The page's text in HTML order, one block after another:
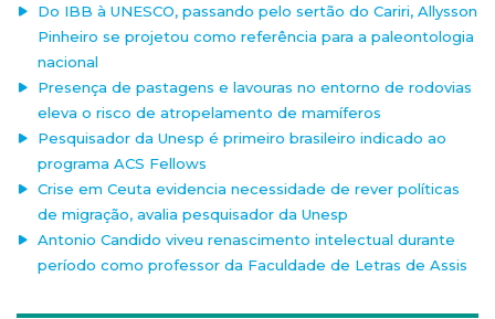
Do IBB à UNESCO, passando pelo sertão do Cariri, Allysson
Pinheiro se projetou como referência para a paleontologia
nacional
Presença de pastagens e lavouras no entorno de rodovias
eleva o risco de atropelamento de mamíferos
Pesquisador da Unesp é primeiro brasileiro indicado ao
programa ACS Fellows
Crise em Ceuta evidencia necessidade de rever políticas
de migração, avalia pesquisador da Unesp
Antonio Candido viveu renascimento intelectual durante
período como professor da Faculdade de Letras de Assis